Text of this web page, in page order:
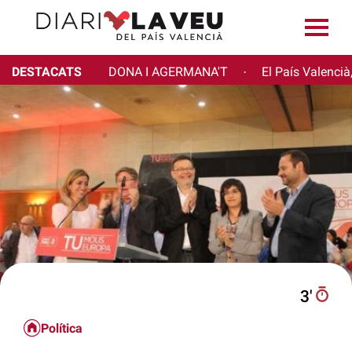
DESTACATS DONA I AGERMANA'T · El País
3′
Política